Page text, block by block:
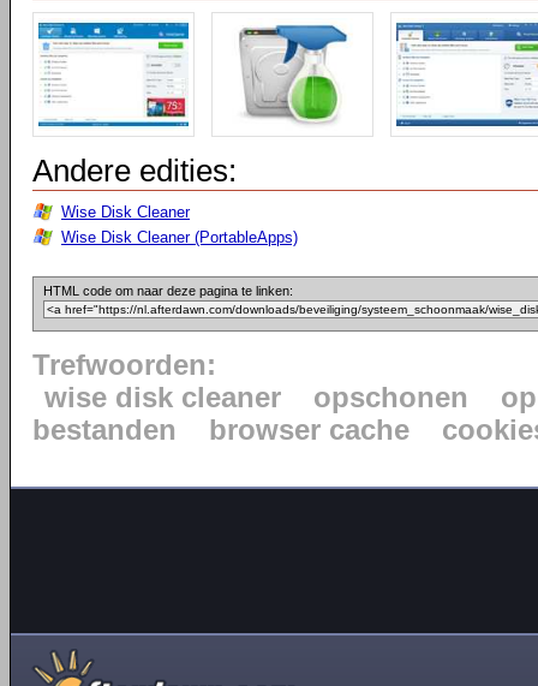
Andere edities:
Wise Disk Cleaner
Wise Disk Cleaner (PortableApps)
HTML code om naar deze pagina te linken:
Trefwoorden:
wise disk cleaner
opschonen
bestanden
browser cache